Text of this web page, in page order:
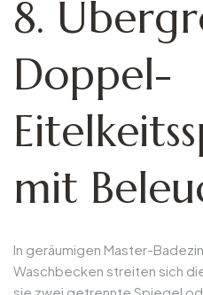
8.
Doppel-
mit
In geräumigen Master-
Waschbecken streiten sich